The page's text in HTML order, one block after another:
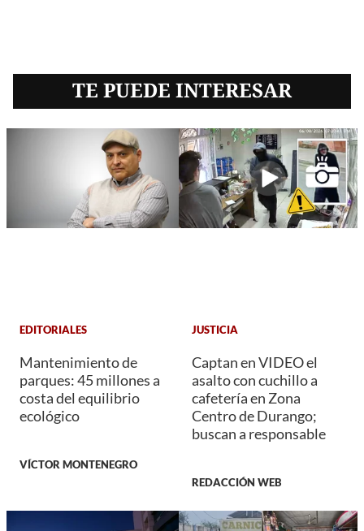
TE PUEDE INTERESAR
EDITORIALES
Mantenimiento de
parques: 45 millones a
costa del equilibrio
ecológico
VÍCTOR MONTENEGRO
JUSTICIA
Captan en VIDEO el
asalto con cuchillo a
cafetería en Zona
Centro de Durango;
buscan a responsable
REDACCIÓN WEB